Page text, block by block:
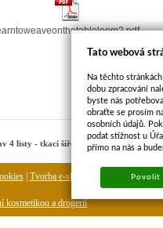
4 listy - tkací šíře 60 cm VČETNĚ
| Tvorba e-shopu pronájem e-shopu
kosmetikou a drogerií
Tato webová
Na těchto
dobu zpracování
byste nás
obraťte se prosím
osobních údajů.
podat stížnost u
přímo na nás a
Povolit